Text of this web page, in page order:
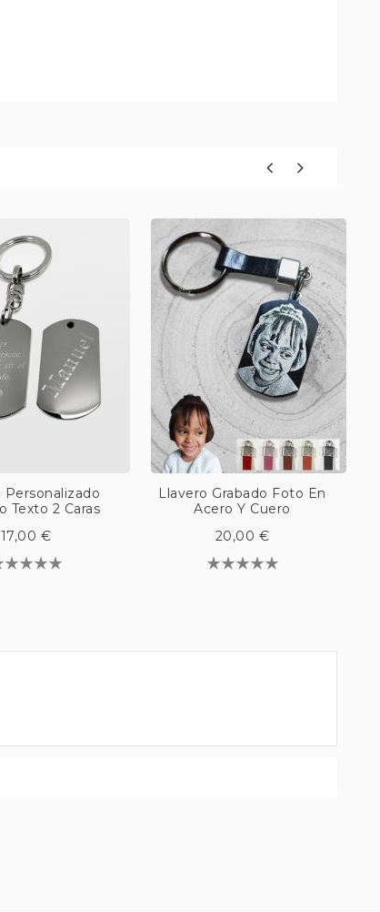
Personalizado
Texto 2 Caras
17,00 €
Llavero Grabado Foto En
Acero Y Cuero
20,00 €